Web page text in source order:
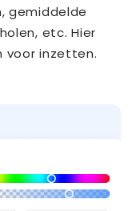
gemiddelde
etc. Hier
voor inzetten.